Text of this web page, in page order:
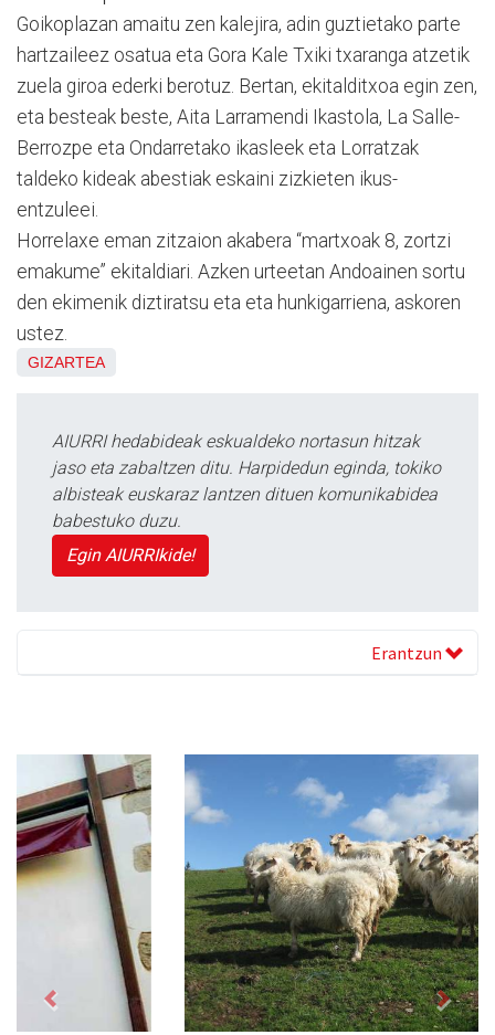
Goikoplazan amaitu zen kalejira, adin guztietako parte
hartzaileez osatua eta Gora Kale Txiki txaranga atzetik
zuela giroa ederki berotuz. Bertan, ekitalditxoa egin zen,
eta besteak beste, Aita Larramendi Ikastola, La Salle-
Berrozpe eta Ondarretako ikasleek eta Lorratzak
taldeko kideak abestiak eskaini zizkieten ikus-
entzuleei.
Horrelaxe eman zitzaion akabera “martxoak 8, zortzi
emakume” ekitaldiari. Azken urteetan Andoainen sortu
den ekimenik diztiratsu eta eta hunkigarriena, askoren
ustez.
GIZARTEA
AIURRI hedabideak eskualdeko nortasun hitzak
jaso eta zabaltzen ditu. Harpidedun eginda, tokiko
albisteak euskaraz lantzen dituen komunikabidea
babestuko duzu.
Egin AIURRIkide!
Erantzun
Previous Next